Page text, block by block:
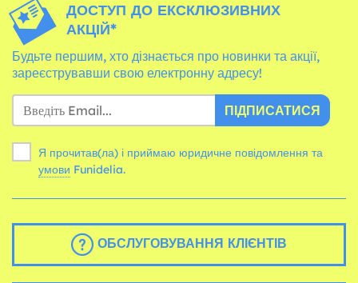
ДОСТУП ДО ЕКСКЛЮЗИВНИХ
АКЦІЙ*
Будьте першим, хто дізнається про новинки та акції,
зареєструвавши свою електронну адресу!
ПІДПИСАТИСЯ
Я прочитав(ла) і приймаю юридичне повідомлення та
умови Funidelia.
ОБСЛУГОВУВАННЯ КЛІЄНТІВ